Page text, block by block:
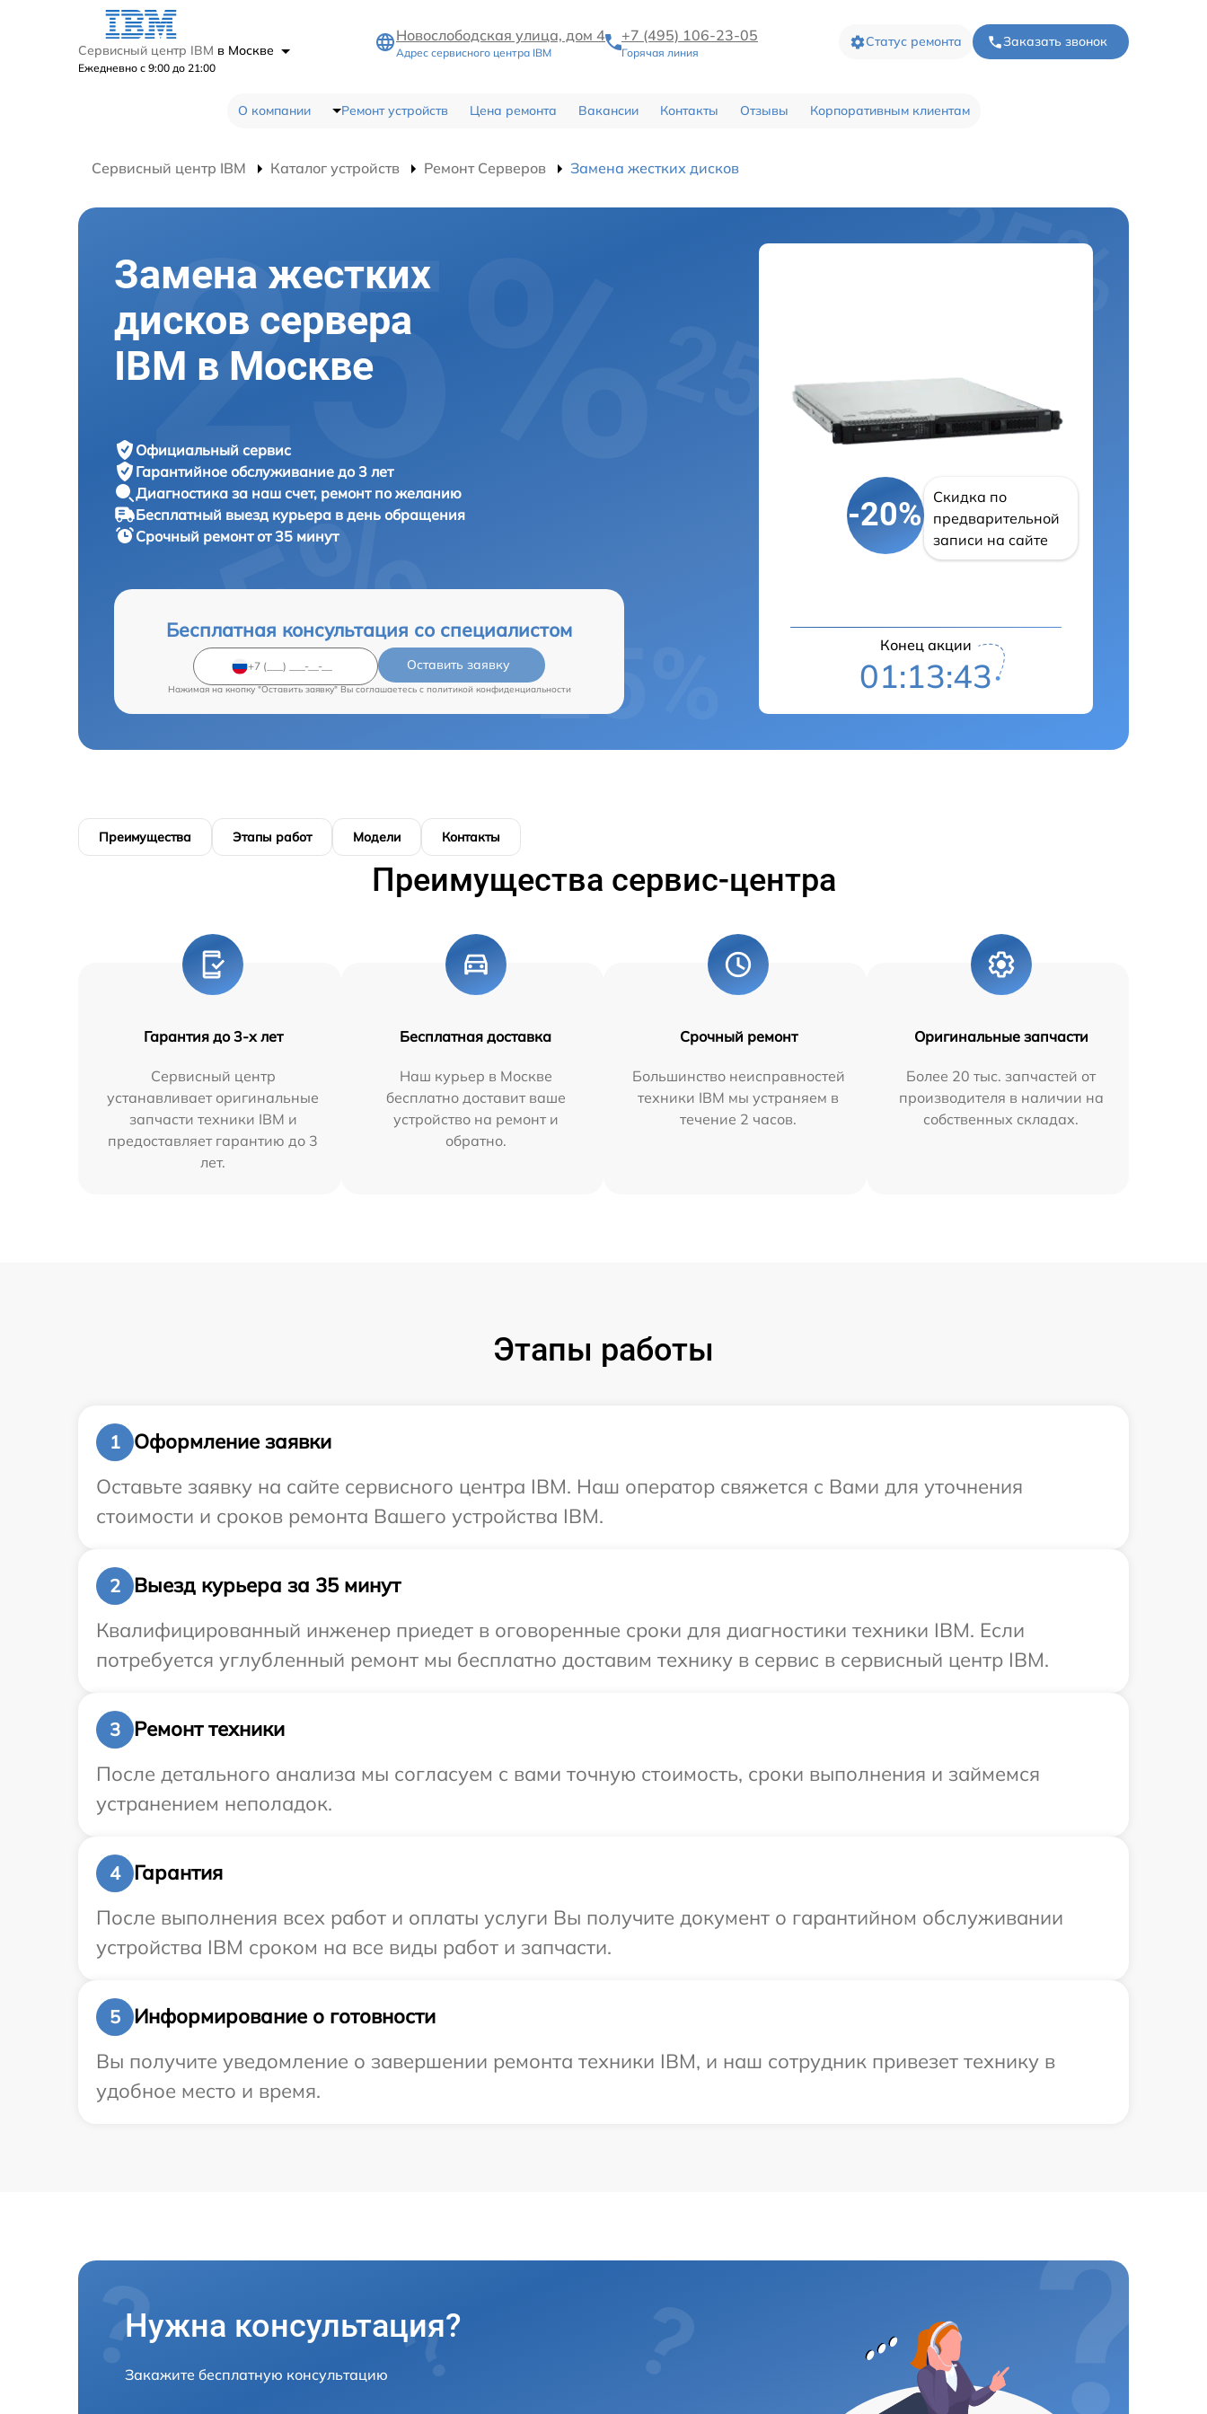
Сервисный центр IBM в Москве
Ежедневно с 9:00 до 21:00
Новослободская улица, дом 4
Адрес сервисного центра IBM
+7 (495) 106-23-05
Горячая линия
Статус ремонта Заказать звонок
О компании Ремонт устройств Цена ремонта Вакансии Контакты Отзывы Корпоративным клиентам
Сервисный центр IBM Каталог устройств Ремонт Серверов Замена жестких дисков
Замена жестких
дисков сервера
IBM в Москве
Официальный сервис
Гарантийное обслуживание до 3 лет
Диагностика за наш счет, ремонт по желанию
Бесплатный выезд курьера в день обращения
Срочный ремонтот 35 минут
Бесплатная консультация со специалистом
Оставить заявку
Нажимая на кнопку "Оставить заявку" Вы соглашаетесь c политикой конфиденциальности
-20%
Скидка по
предварительной
записи на сайте
Конец акции
01:13:42
Преимущества Этапы работ Модели Контакты
Преимущества сервис-центра
Гарантия до 3-х лет
Сервисный центр
устанавливает оригинальные
запчасти техники IBM и
предоставляет гарантию до 3
лет.
Бесплатная доставка
Наш курьер в Москве
бесплатно доставит ваше
устройство на ремонт и
обратно.
Срочный ремонт
Большинство неисправностей
техники IBM мы устраняем в
течение 2 часов.
Оригинальные запчасти
Более 20 тыс. запчастей от
производителя в наличии на
собственных складах.
Этапы работы
1
Оформление заявки
Оставьте заявку на сайте сервисного центра IBM. Наш оператор свяжется с Вами для уточнения
стоимости и сроков ремонта Вашего устройства IBM.
2
Выезд курьера за 35 минут
Квалифицированный инженер приедет в оговоренные сроки для диагностики техники IBM. Если
потребуется углубленный ремонт мы бесплатно доставим технику в сервис в сервисный центр IBM.
3
Ремонт техники
После детального анализа мы согласуем с вами точную стоимость, сроки выполнения и займемся
устранением неполадок.
4
Гарантия
После выполнения всех работ и оплаты услуги Вы получите документ о гарантийном обслуживании
устройства IBM сроком на все виды работ и запчасти.
5
Информирование о готовности
Вы получите уведомление о завершении ремонта техники IBM, и наш сотрудник привезет технику в
удобное место и время.
Нужна консультация?
Закажите бесплатную консультацию